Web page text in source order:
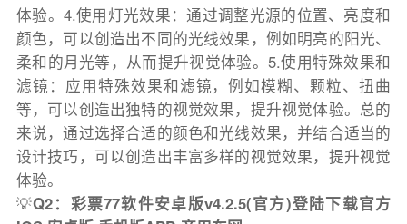
体验。4.使用灯光效果：通过调整光源的位置、亮度和
颜色，可以创造出不同的光线效果，例如明亮的阳光、
柔和的月光等，从而提升视觉体验。5.使用特殊效果和
滤镜：应用特殊效果和滤镜，例如模糊、颗粒、扭曲
等，可以创造出独特的视觉效果，提升视觉体验。总的
来说，通过选择合适的颜色和光线效果，并结合适当的
设计技巧，可以创造出丰富多样的视觉效果，提升视觉
体验。
💡Q2：彩票77软件安卓版v4.2.5(官方)登陆下载官方